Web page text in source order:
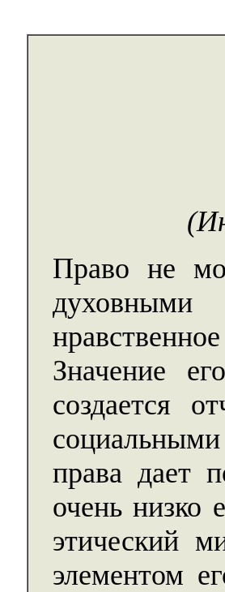
Право не
Значение
создается
права дает
очень низко
этический
элементом